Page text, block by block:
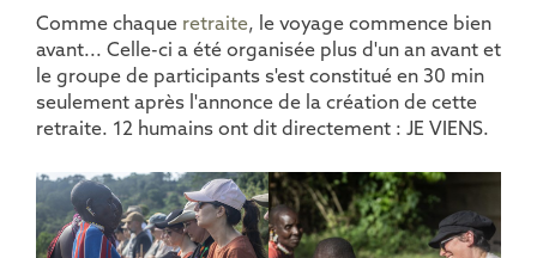
Comme chaque retraite, le voyage commence bien
avant... Celle-ci a été organisée plus d'un an avant et
le groupe de participants s'est constitué en 30 min
seulement après l'annonce de la création de cette
retraite. 12 humains ont dit directement : JE VIENS.